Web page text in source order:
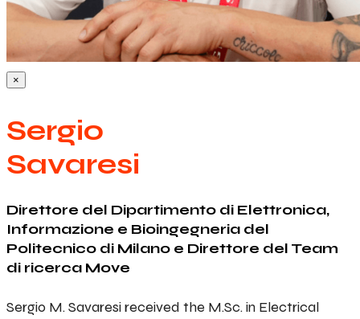
×
Sergio
Savaresi
Direttore del Dipartimento di Elettronica,
Informazione e Bioingegneria del
Politecnico di Milano e Direttore del Team
di ricerca Move
Sergio M. Savaresi received the M.Sc. in Electrical